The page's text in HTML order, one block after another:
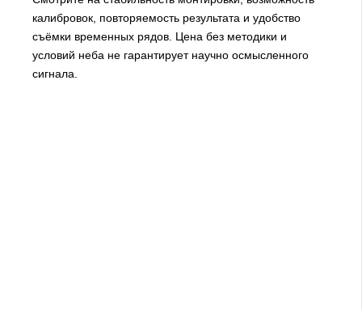
калибровок, повторяемость результата и удобство
съёмки временных рядов. Цена без методики и
условий неба не гарантирует научно осмысленного
сигнала.